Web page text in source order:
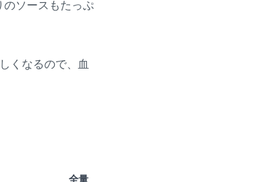
ソースもたっぷ
くなるので、血
全量